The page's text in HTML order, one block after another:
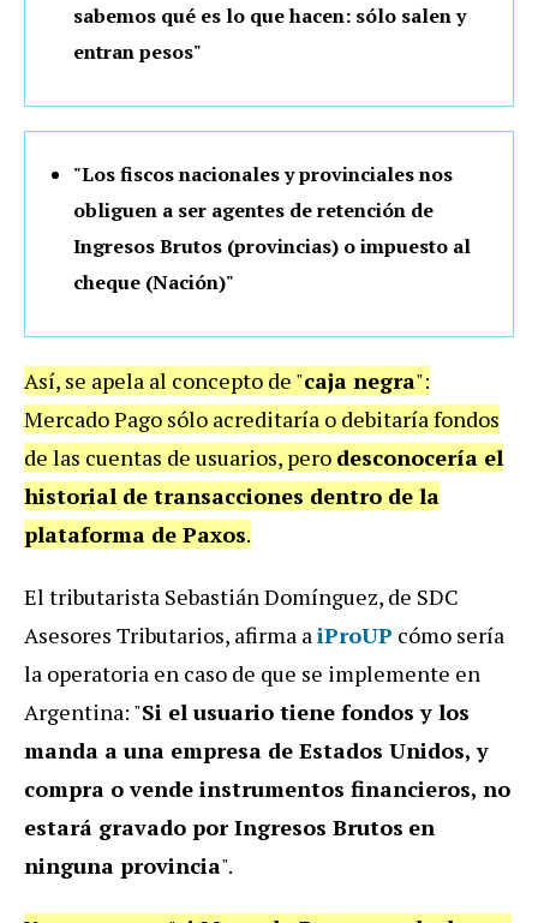
sabemos qué es lo que hacen: sólo salen y
entran pesos"
"Los fiscos nacionales y provinciales nos
obliguen a ser agentes de retención de
Ingresos Brutos (provincias) o impuesto al
cheque (Nación)"
Así, se apela al concepto de "caja negra":
Mercado Pago sólo acreditaría o debitaría fondos
de las cuentas de usuarios, pero desconocería el
historial de transacciones dentro de la
plataforma de Paxos.
El tributarista Sebastián Domínguez, de SDC
Asesores Tributarios, afirma aiProUP cómo sería
la operatoria en caso de que se implemente en
Argentina: "Si el usuario tiene fondos y los
manda a una empresa de Estados Unidos, y
compra o vende instrumentos financieros, no
estará gravado por Ingresos Brutos en
ninguna provincia".